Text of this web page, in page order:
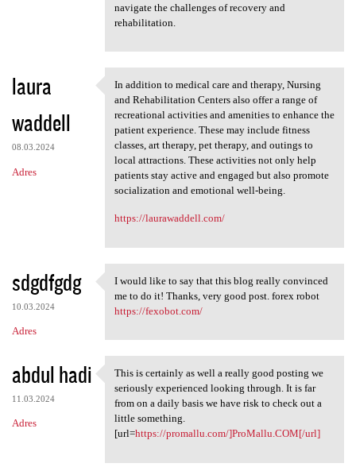
navigate the challenges of recovery and
rehabilitation.
laura
waddell
08.03.2024
Adres
In addition to medical care
In addition to medical care and therapy, Nursing
and Rehabilitation Centers also offer a range of
recreational activities and amenities to enhance the
patient experience. These may include fitness
classes, art therapy, pet therapy, and outings to
local attractions. These activities not only help
patients stay active and engaged but also promote
socialization and emotional well-being.
https://laurawaddell.com/
sdgdfgdg
10.03.2024
Adres
I would like to say that this
I would like to say that this blog really convinced
me to do it! Thanks, very good post. forex robot
https://fexobot.com/
abdul hadi
11.03.2024
Adres
This is certainly as well a
This is certainly as well a really good posting we
seriously experienced looking through. It is far
from on a daily basis we have risk to check out a
little something.
[url=https://promallu.com/]ProMallu.COM[/url]